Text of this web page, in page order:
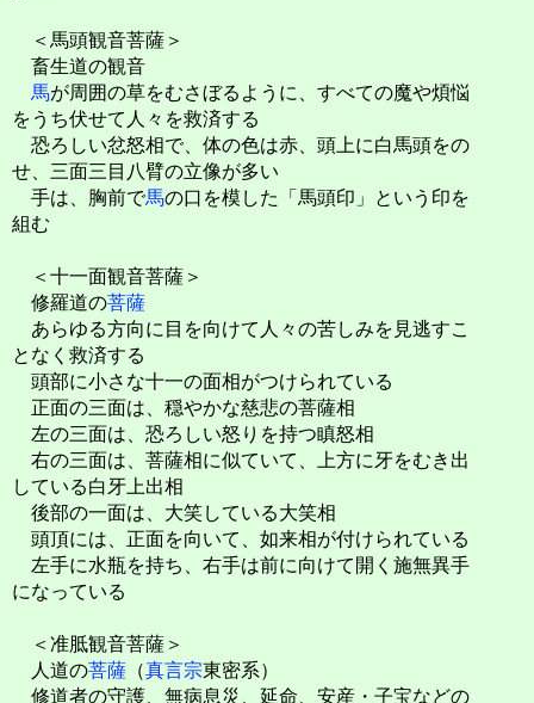
＜馬頭観音菩薩＞
畜生道の観音
馬が周囲の草をむさぼるように、すべての魔や煩悩
をうち伏せて人々を救済する
恐ろしい忿怒相で、体の色は赤、頭上に白馬頭をの
せ、三面三目八臂の立像が多い
手は、胸前で馬の口を模した「馬頭印」という印を
組む
＜十一面観音菩薩＞
修羅道の菩薩
あらゆる方向に目を向けて人々の苦しみを見逃すこ
となく救済する
頭部に小さな十一の面相がつけられている
正面の三面は、穏やかな慈悲の菩薩相
左の三面は、恐ろしい怒りを持つ瞋怒相
右の三面は、菩薩相に似ていて、上方に牙をむき出
している白牙上出相
後部の一面は、大笑している大笑相
頭頂には、正面を向いて、如来相が付けられている
左手に水瓶を持ち、右手は前に向けて開く施無異手
になっている
＜准胝観音菩薩＞
人道の菩薩 （真言宗東密系）
修道者の守護、無病息災、延命、安産・子宝などの